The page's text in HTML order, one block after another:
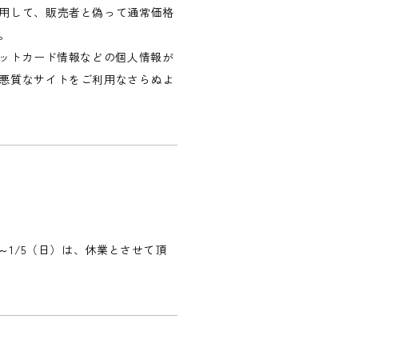
して、販売者と偽って通常価格
トカード情報などの個人情報が
質なサイトをご利用なさらぬよ
1/5（日）は、休業とさせて頂